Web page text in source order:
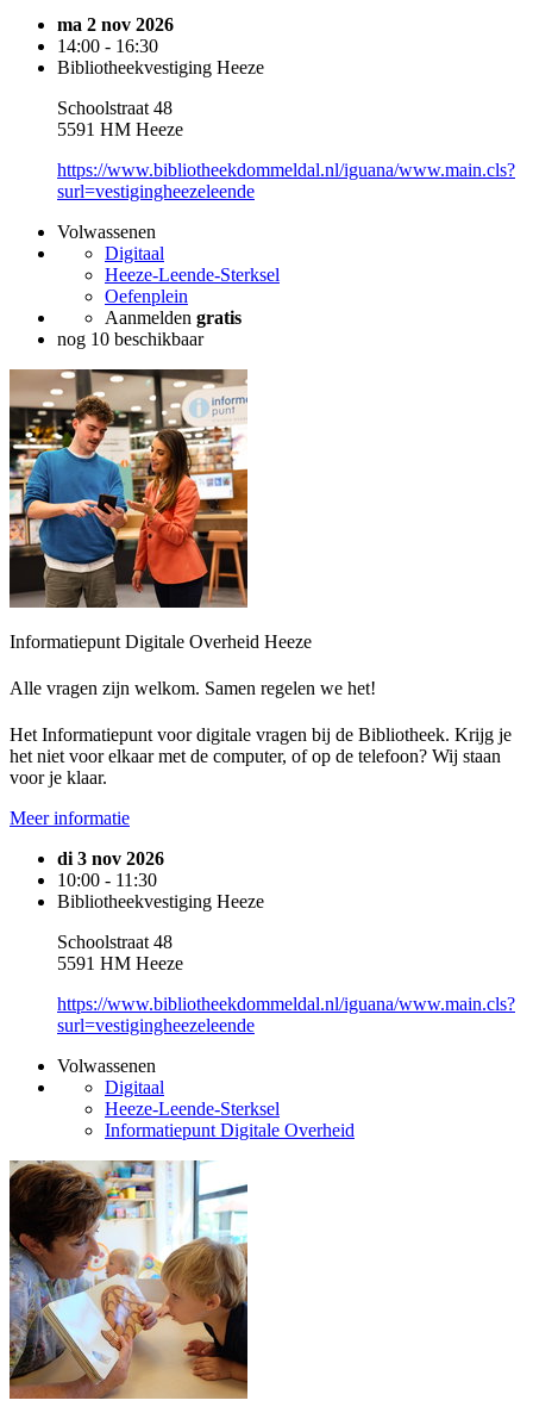
ma 2 nov 2026
14:00 - 16:30
Bibliotheekvestiging Heeze
Schoolstraat 48
5591 HM Heeze
https://www.bibliotheekdommeldal.nl/iguana/www.main.cls?
surl=vestigingheezeleende
Volwassenen
Digitaal
Heeze-Leende-Sterksel
Oefenplein
Aanmelden gratis
nog 10 beschikbaar
Informatiepunt Digitale Overheid Heeze
Alle vragen zijn welkom. Samen regelen we het!
Het Informatiepunt voor digitale vragen bij de Bibliotheek. Krijg je
het niet voor elkaar met de computer, of op de telefoon? Wij staan
voor je klaar.
Meer informatie
di 3 nov 2026
10:00 - 11:30
Bibliotheekvestiging Heeze
Schoolstraat 48
5591 HM Heeze
https://www.bibliotheekdommeldal.nl/iguana/www.main.cls?
surl=vestigingheezeleende
Volwassenen
Digitaal
Heeze-Leende-Sterksel
Informatiepunt Digitale Overheid